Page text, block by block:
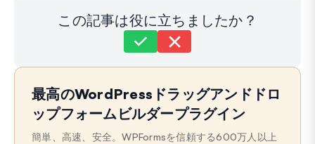
この記事は役に立ちましたか？
まだ解決しませんか？
どうすればお手伝いできますか？
最終更新日: 2026年2月24日
最高のWordPressドラッグアンドドロ
ップフォームビルダープラグイン
簡単、高速、安全。WPFormsを信頼する600万人以上